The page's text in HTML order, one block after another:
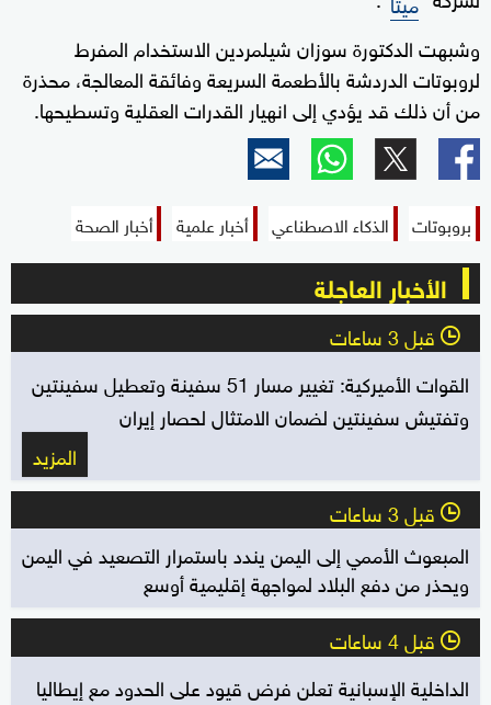
وشبهت الدكتورة سوزان شيلمردين الاستخدام المفرط
لروبوتات الدردشة بالأطعمة السريعة وفائقة المعالجة، محذرة
من أن ذلك قد يؤدي إلى انهيار القدرات العقلية وتسطيحها.
بروبوتات الذكاء الاصطناعي أخبار علمية أخبار الصحة
الأخبار العاجلة
l قبل 3 ساعات
القوات الأميركية: تغيير مسار 51 سفينة وتعطيل سفينتين
وتفتيش سفينتين لضمان الامتثال لحصار إيران
المزيد
l قبل 3 ساعات
المبعوث الأممي إلى اليمن يندد باستمرار التصعيد في اليمن
ويحذر من دفع البلاد لمواجهة إقليمية أوسع
l قبل 4 ساعات
الداخلية الإسبانية تعلن فرض قيود على الحدود مع إيطاليا